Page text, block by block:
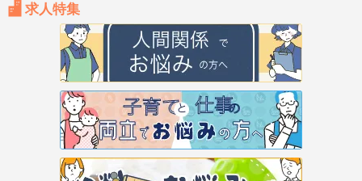
求人特集